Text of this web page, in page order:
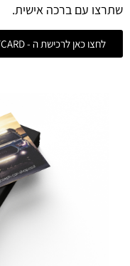
שתרצו עם ברכה אישית.
לחצו כאן לרכישת ה - GIFTCARD